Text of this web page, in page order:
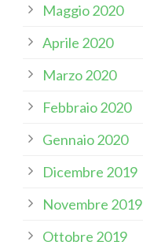
Maggio 2020
Aprile 2020
Marzo 2020
Febbraio 2020
Gennaio 2020
Dicembre 2019
Novembre 2019
Ottobre 2019